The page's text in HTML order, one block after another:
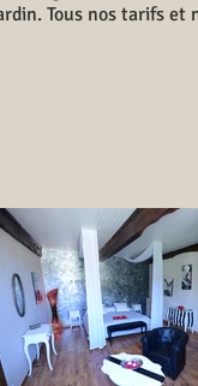
Tous nos tarifs et